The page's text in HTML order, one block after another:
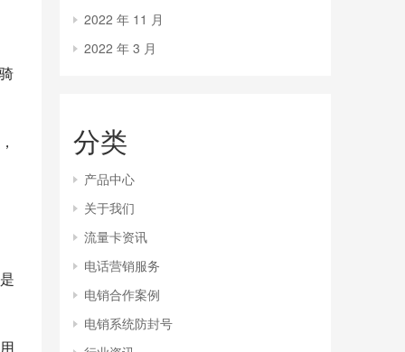
2022 年 11 月
2022 年 3 月
分类
产品中心
关于我们
流量卡资讯
电话营销服务
电销合作案例
电销系统防封号